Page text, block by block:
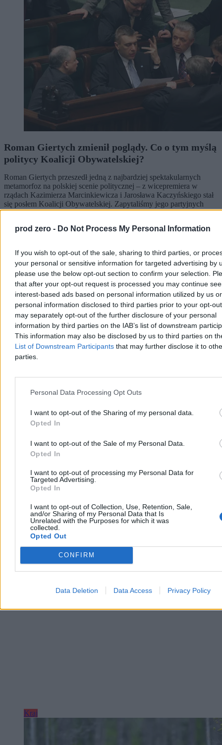
prod zero - Do Not Process My Personal Information
If you wish to opt-out of the sale, sharing to third parties, or
your personal or sensitive information for targeted advertising by
please use the below opt-out section to confirm your selection.
that after your opt-out request is processed you may continue
interest-based ads based on personal information utilized by us or
personal information disclosed to third parties prior to your opt-
may separately opt-out of the further disclosure of your personal
information by third parties on the IAB’s list of downstream
This information may also be disclosed by us to third parties on
List of Downstream Participants that may further disclose it to
parties.
Personal Data Processing Opt Outs
I want to opt-out of the Sharing of my personal data.
Opted In
I want to opt-out of the Sale of my Personal Data.
Opted In
I want to opt-out of processing my Personal Data for
Targeted Advertising.
Opted In
I want to opt-out of Collection, Use, Retention, Sale,
and/or Sharing of my Personal Data that Is
Unrelated with the Purposes for which it was
collected.
Opted Out
CONFIRM
Data Deletion Data Access Privacy Policy
Roman Giertych zmienił poglądy. Co o tym myślą
politycy Koalicji Obywatelskiej?
Roman Giertych przeszedł jedną z najbardziej spektakularnych
metamorfoz na polskiej scenie politycznej – z wicepremiera w
rządach Kazimierza Marcinkiewicza i Jarosława Kaczyńskiego stał
się posłem Koalicji Obywatelskiej. Zapytaliśmy jego partyjnych
kolegów, co sądzą o jego kontrowersyjnych wypowiedziach sprzed
Tomasz Pałasz
Dzisiaj 14:37
6 min
Kraj
Puma pojawiła się na Mazowszu. Służby
Pumę zauważono w okolicach wsi Osiek-Wólka w powiecie
ciechanowskim. Lokalne służby zarządzania kryzysowego apelują
niewchodzenie do pobliskich lasów oraz zadrzewień.
Piotr Białczyk
3 min
Reklama
Kraj